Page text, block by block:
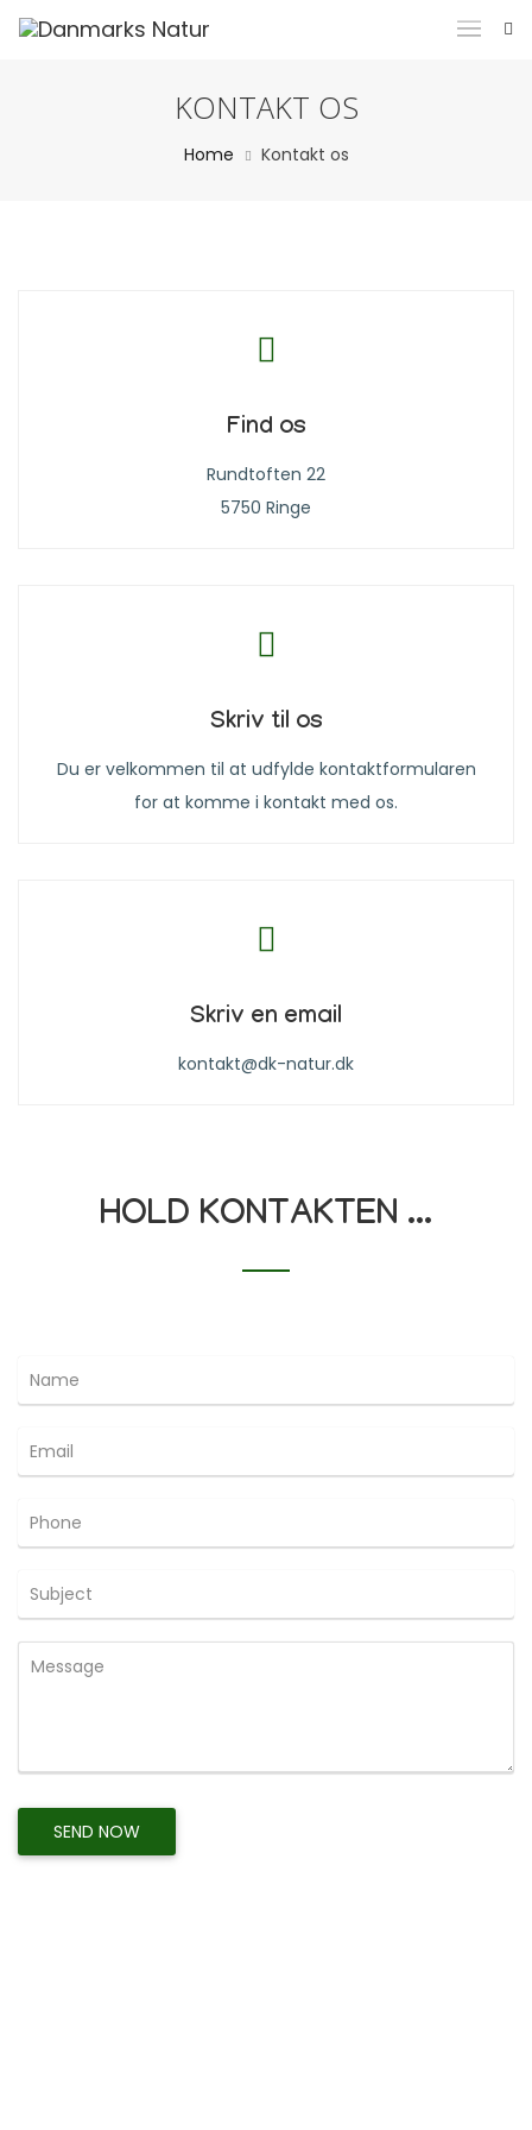
KONTAKT OS
Home Kontakt os
Find os
Rundtoften 22
5750 Ringe
Skriv til os
Du er velkommen til at udfylde kontaktformularen
for at komme i kontakt med os.
Skriv en email
kontakt@dk-natur.dk
HOLD KONTAKTEN ...